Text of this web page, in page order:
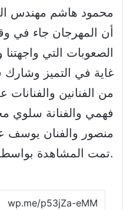
محمود هاشم مهندس
أن المهرجان جاء في
الصعوبات التي
غاية في التميز وشارك
من الفنانين
فهمي والفنانة سلوي
منصور والفنان يوسف
.تمت المشاهدة بواسطة